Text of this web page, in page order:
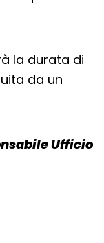
la durata di
da un
Ufficio